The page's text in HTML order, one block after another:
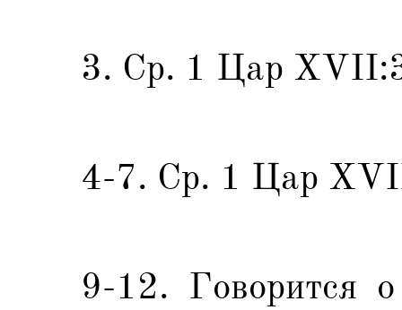
3. Ср. 1 Цар
4-7. Ср. 1 Цар
9-12. Говорится